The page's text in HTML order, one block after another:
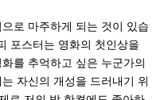
로 마주하게 되는 것이 있습
포스터는 영화의 첫인상을
를 추억하고 싶은 누군가의
자신의 개성을 드러내기 위